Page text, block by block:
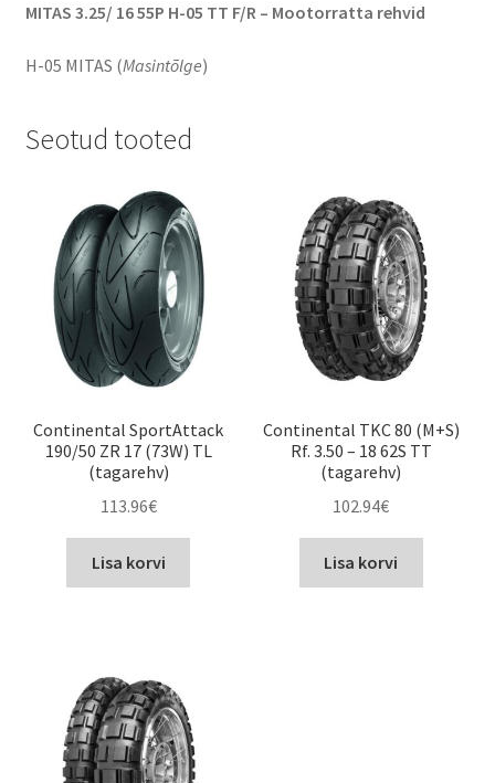
MITAS 3.25/ 16 55P H-05 TT F/R – Mootorratta rehvid
H-05 MITAS (Masintõlge)
Seotud tooted
Continental SportAttack
190/50 ZR 17 (73W) TL
(tagarehv)
113.96€
Lisa korvi
Continental TKC 80 (M+S)
Rf. 3.50 – 18 62S TT
(tagarehv)
102.94€
Lisa korvi